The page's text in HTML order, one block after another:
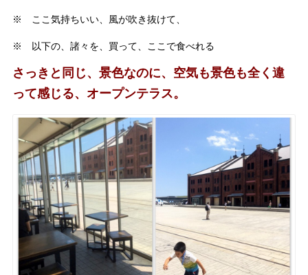
※ ここ気持ちいい、風が吹き抜けて、
※ 以下の、諸々を、買って、ここで食べれる
さっきと同じ、景色なのに、空気も景色も全く違
って感じる、オープンテラス。